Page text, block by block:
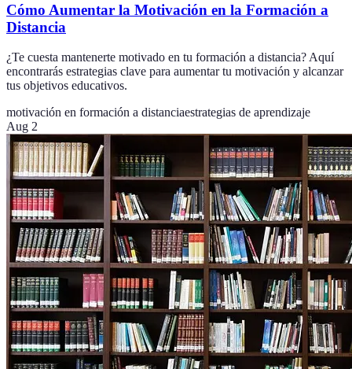
Cómo Aumentar la Motivación en la Formación a
Distancia
¿Te cuesta mantenerte motivado en tu formación a distancia? Aquí
encontrarás estrategias clave para aumentar tu motivación y alcanzar
tus objetivos educativos.
motivación en formación a distanciaestrategias de aprendizaje
Aug 2